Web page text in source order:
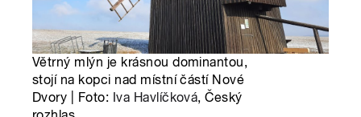
Větrný mlýn je krásnou dominantou,
stojí na kopci nad místní částí Nové
Dvory | Foto: Iva Havlíčková, Český